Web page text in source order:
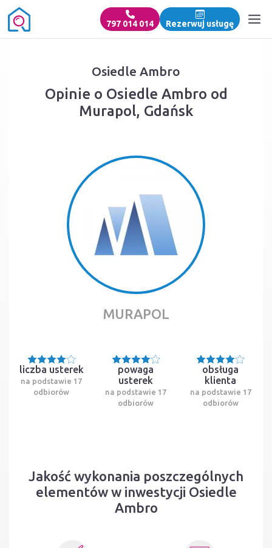
797 014 014 Rezerwuj usługę
Osiedle Ambro
Opinie o Osiedle Ambro od
Murapol, Gdańsk
MURAPOL
liczba usterek
na podstawie 17
odbiorów
powaga
usterek
na podstawie 17
odbiorów
obsługa
klienta
na podstawie 17
odbiorów
Jakość wykonania poszczególnych
elementów w inwestycji Osiedle
Ambro